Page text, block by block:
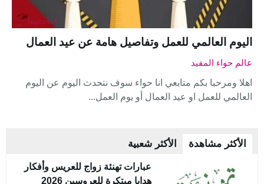
اليوم العالمي للعمل وتفاصيل هامة عن عيد العمال
عالم حواء المفيد
اهلا ومرحبا بكم متابعي انا حواء سوف نتحدث اليوم عن اليوم
العالمي للعمل او عيد العمال أو يوم العمل...
الأكثر مشاهدة الأكثر شعبية
عبارات تهنئة زواج للعريس وأفكار
هدايا مبتكرة للعروسين 2026